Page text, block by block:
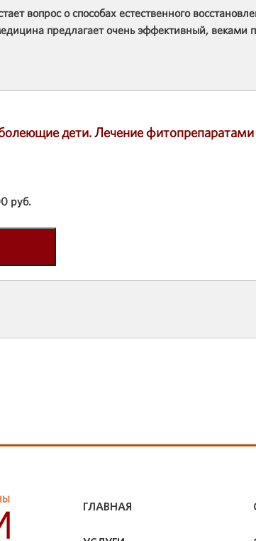
вопрос о способах естественного
предлагает очень эффективный,
дети. Лечение
руб.
ГЛАВНАЯ